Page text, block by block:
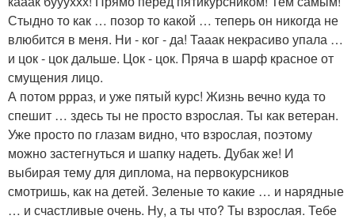
Стыдно то как … позор то какой … теперь он никогда не
влюбится в меня. Ни - ког - да! Тааак некрасиво упала …
и цок - цок дальше. Цок - цок. Пряча в шарф красное от
смущения лицо.
А потом ррраз, и уже пятый курс! Жизнь вечно куда то
спешит … здесь ты не просто взрослая. Ты как ветеран.
Уже просто по глазам видно, что взрослая, поэтому
можно застегнуться и шапку надеть. Дубак же! И
выбирая тему для диплома, на первокурсников
смотришь, как на детей. Зеленые то какие … и нарядные
… и счастливые очень. Ну, а ты что? Ты взрослая. Тебе